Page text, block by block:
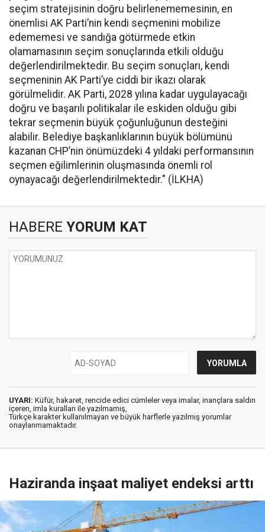
seçim stratejisinin doğru belirlenememesinin, en
önemlisi AK Parti’nin kendi seçmenini mobilize
edememesi ve sandığa götürmede etkin
olamamasının seçim sonuçlarında etkili olduğu
değerlendirilmektedir. Bu seçim sonuçları, kendi
seçmeninin AK Parti’ye ciddi bir ikazı olarak
görülmelidir. AK Parti, 2028 yılına kadar uygulayacağı
doğru ve başarılı politikalar ile eskiden olduğu gibi
tekrar seçmenin büyük çoğunluğunun desteğini
alabilir. Belediye başkanlıklarının büyük bölümünü
kazanan CHP’nin önümüzdeki 4 yıldaki performansının
seçmen eğilimlerinin oluşmasında önemli rol
oynayacağı değerlendirilmektedir." (İLKHA)
HABERE YORUM KAT
UYARI: Küfür, hakaret, rencide edici cümleler veya imalar, inançlara saldırı
içeren, imla kuralları ile yazılmamış,
Türkçe karakter kullanılmayan ve büyük harflerle yazılmış yorumlar
onaylanmamaktadır.
Haziranda inşaat maliyet endeksi arttı